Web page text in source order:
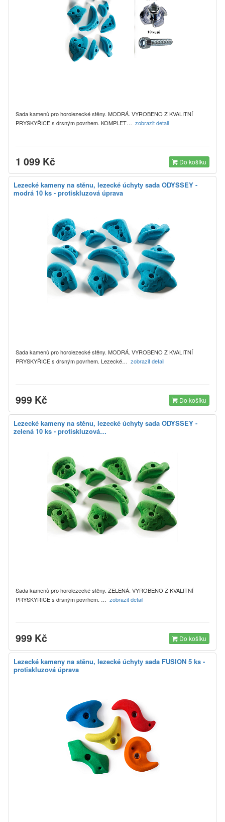
Sada kamenů pro horolezecké stěny. MODRÁ. VYROBENO Z KVALITNÍ
PRYSKYŘICE s drsným povrhem. KOMPLET… zobrazit detail
1 099 Kč Do košíku
Lezecké kameny na stěnu, lezecké úchyty sada ODYSSEY -
modrá 10 ks - protiskluzová úprava
Sada kamenů pro horolezecké stěny. MODRÁ. VYROBENO Z KVALITNÍ
PRYSKYŘICE s drsným povrhem. Lezecké… zobrazit detail
999 Kč Do košíku
Lezecké kameny na stěnu, lezecké úchyty sada ODYSSEY -
zelená 10 ks - protiskluzová…
Sada kamenů pro horolezecké stěny. ZELENÁ. VYROBENO Z KVALITNÍ
PRYSKYŘICE s drsným povrhem. … zobrazit detail
999 Kč Do košíku
Lezecké kameny na stěnu, lezecké úchyty sada FUSION 5 ks -
protiskluzová úprava